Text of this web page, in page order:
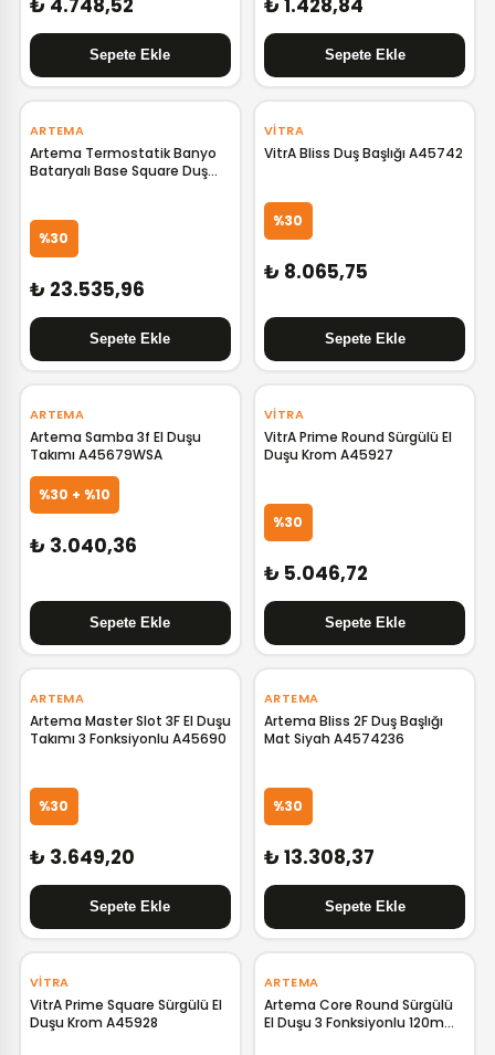
₺ 4.748,52 ₺ 1.428,84
ARTEMA
Artema Termostatik Banyo
Bataryalı Base Square Duş
%30
₺ 23.535,96
VITRA
VitrA Bliss Duş Başlığı A45742
%30
₺ 8.065,75
ARTEMA
Artema Samba 3f El Duşu
Takımı A45679WSA
%30 + %10
₺ 3.040,36
VITRA
VitrA Prime Round Sürgülü El
Duşu Krom A45927
%30
₺ 5.046,72
ARTEMA
Artema Master Slot 3F El Duşu
Takımı 3 Fonksiyonlu A45690
%30
₺ 3.649,20
ARTEMA
Artema Bliss 2F Duş Başlığı
Mat Siyah A4574236
%30
₺ 13.308,37
VITRA
VitrA Prime Square Sürgülü El
Duşu Krom A45928
ARTEMA
Artema Core Round Sürgülü
El Duşu 3 Fonksiyonlu 120mm